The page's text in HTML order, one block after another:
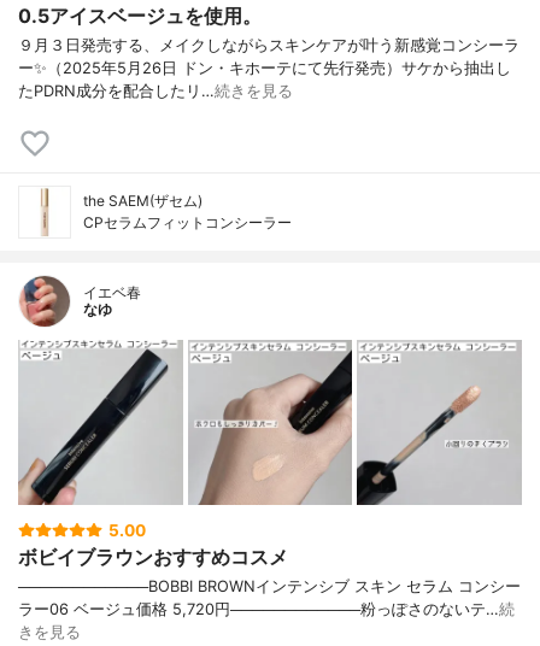
0.5アイスベージュを使用。
９月３日発売する、メイクしながらスキンケアが叶う新感覚コンシーラ
ー✨（2025年5月26日 ドン・キホーテにて先行発売）サケから抽出し
たPDRN成分を配合したリ…続きを見る
the SAEM(ザセム)
CPセラムフィットコンシーラー
イエベ春
なゆ
5.00
ボビイブラウンおすすめコスメ
────────────BOBBI BROWNインテンシブ スキン セラム コンシー
ラー06 ベージュ価格 5,720円────────────粉っぽさのないテ…続
きを見る